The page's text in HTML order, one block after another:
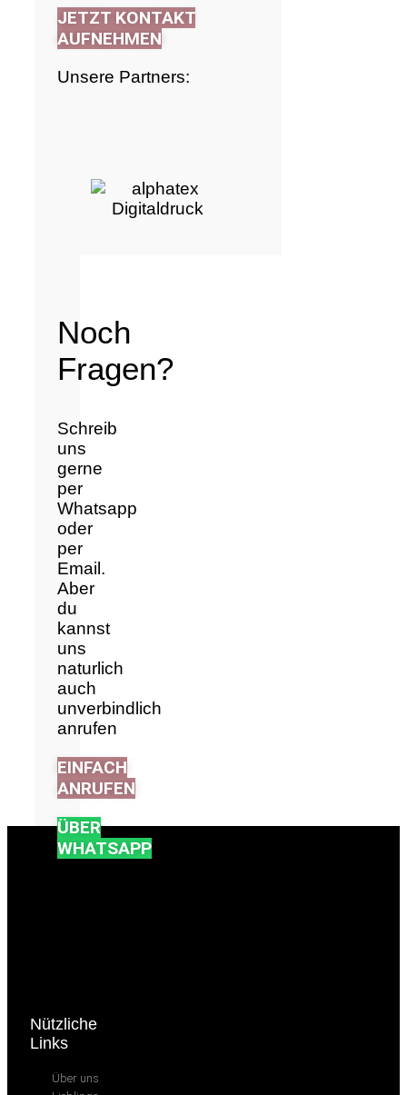
JETZT KONTAKT
AUFNEHMEN
Unsere Partners:
Noch
Fragen?
Schreib
uns
gerne
per
Whatsapp
oder
per
Email.
Aber
du
kannst
uns
naturlich
auch
unverbindlich
anrufen
EINFACH
ANRUFEN
ÜBER
WHATSAPP
Nützliche
Links
Über uns